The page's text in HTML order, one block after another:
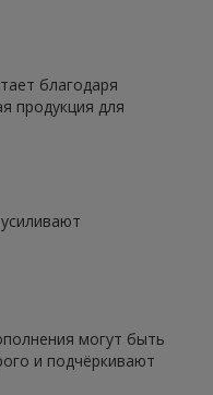
благодаря
продукция для
могут быть
и подчёркивают